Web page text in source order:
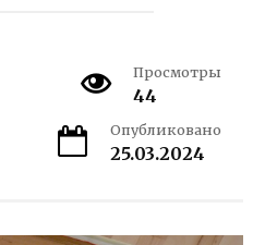
Просмотры
44
Опубликовано
25.03.2024